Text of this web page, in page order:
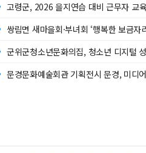
고령군, 2026 을지연습 대비 근무자 교
쌍림면 새마을회·부녀회 ‘행복한 보금자
군위군청소년문화의집, 청소년 디지털
문경문화예술회관 기획전시 문경, 미디